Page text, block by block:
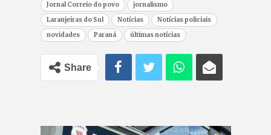
Jornal Correio do povo
jornalismo
Laranjeiras do Sul
Notícias
Notícias policiais
novidades
Paraná últimas notícias
Share